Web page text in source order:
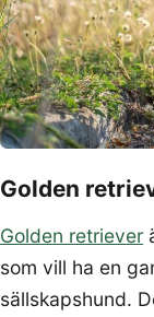
Golden
Golden retriever
som vill ha en
sällskapshund.